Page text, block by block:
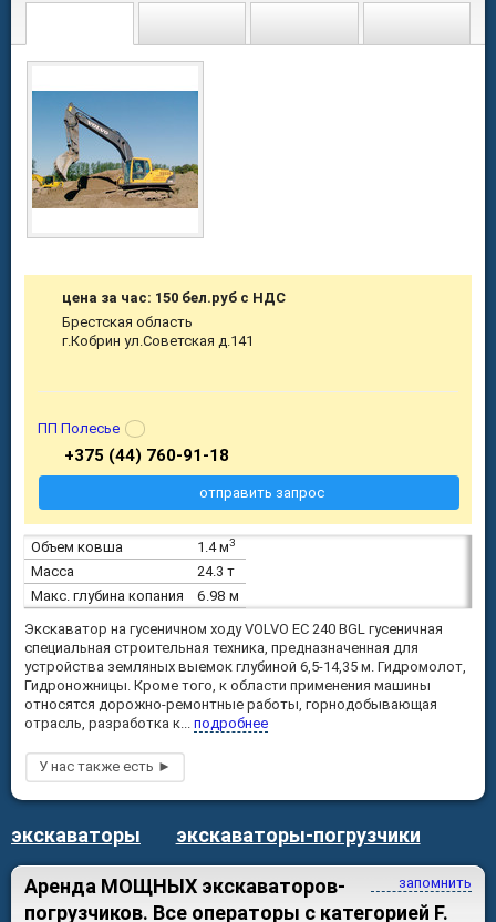
Объем ковша 1.4 м3
Масса
24.3 т
Макс. глубина копания
6.98 м
Экскаватор на гусеничном ходу VOLVO EC 240 BGL гусеничная
специальная строительная техника, предназначенная для
устройства земляных выемок глубиной 6,5-14,35 м. Гидромолот,
Гидроножницы. Кроме того, к области применения машины
относятся дорожно-ремонтные работы, горнодобывающая
отрасль, разработка к... подробнее
цена за час: 150 бел.руб с НДС
Брестская область
г.Кобрин ул.Советская д.141
ПП Полесье
+375 (44) 760-91-18
отправить запрос
экскаваторы экскаваторы-погрузчики
запомнить
Аренда МОЩНЫХ экскаваторов-
погрузчиков. Все операторы с категорией F.